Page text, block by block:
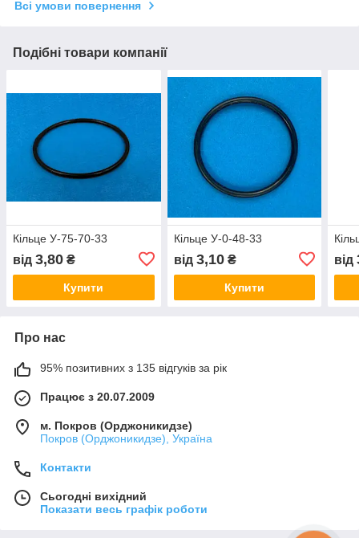
Всі умови повернення
Подібні товари компанії
Кільце У-75-70-33
від 3,80 ₴
Купити
Кільце У-0-48-33
від 3,10₴
Купити
від
Про нас
95% позитивних з 135 відгуків за рік
Працює з 20.07.2009
м. Покров (Орджоникидзе)
Покров (Орджоникидзе), Україна
Контакти
Сьогодні вихідний
Показати весь графік роботи